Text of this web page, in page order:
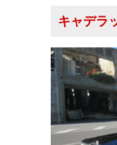
キャデラ